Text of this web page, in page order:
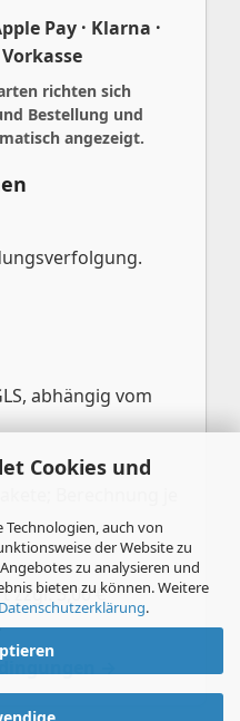
Cookies und
auch von
der Website zu
zu analysieren und
bieten zu können. Weitere
Datenschutzerklärung.
Pay · Klarna ·
richten sich
Bestellung und
angezeigt.
abhängig vom
Berechnung je
zzgl. 3,00 €
→